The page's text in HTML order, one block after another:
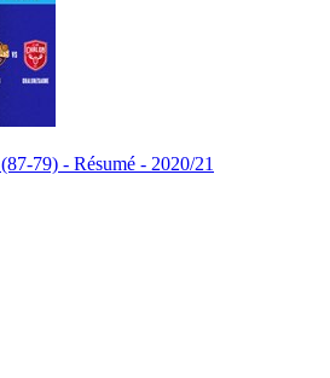
79) - Résumé - 2020/21